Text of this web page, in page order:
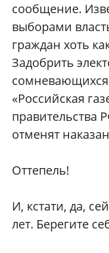
сообщение.
выборами
граждан хоть
Задобрить
«Российская
правительства
отменят
Оттепель!
И, кстати, да,
лет. Берегите